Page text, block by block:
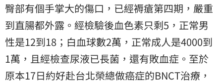
臀部有個手掌大的傷口，已經褥瘡第四期，嚴重
到直腸都外露。經檢驗後血色素只剩5，正常男
性是12到18；白血球數2萬，正常成人是4000到
1萬，且經檢查尿液已長菌，還有敗血症。至於
原本17日約好赴台北榮總做癌症的BNCT治療，